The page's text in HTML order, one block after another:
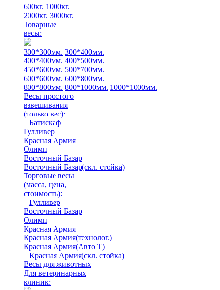
600кг. 1000кг.
2000кг. 3000кг.
Товарные
весы:
300*300мм. 300*400мм.
400*400мм. 400*500мм.
450*600мм. 500*700мм.
600*600мм. 600*800мм.
800*800мм. 800*1000мм. 1000*1000мм.
Весы простого
взвешивания
(только вес):
Батискаф
Гулливер
Красная Армия
Олимп
Восточный Базар
Восточный Базар(скл. стойка)
Торговые весы
(масса, цена,
стоимость):
Гулливер
Восточный Базар
Олимп
Красная Армия
Красная Армия(технолог.)
Красная Армия(Авто Т)
Красная Армия(скл. стойка)
Весы для животных
Для ветеринарных
клиник: